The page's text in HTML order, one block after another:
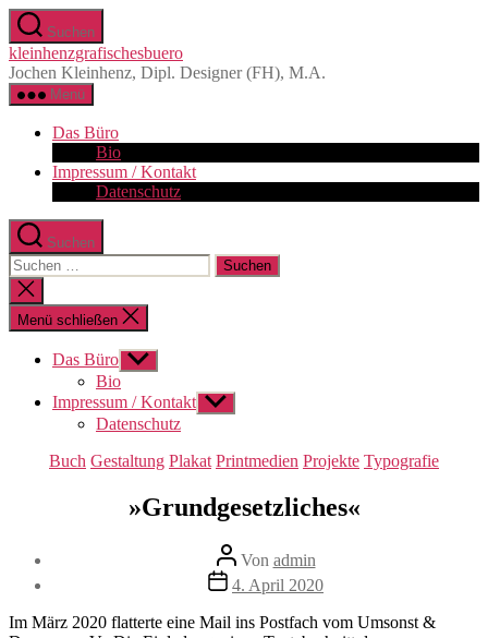
Zum
Inhalt
springen
Suchen
kleinhenzgrafischesbuero
Jochen Kleinhenz, Dipl. Designer (FH), M.A.
Menü
Das Büro
Bio
Impressum / Kontakt
Datenschutz
Suchen
Suchen
nach:
Suche
schließen
Menü schließen
Das Büro Untermenü
anzeigen
Bio
Impressum / Kontakt Untermenü
anzeigen
Datenschutz
Kategorien
Buch Gestaltung Plakat Printmedien Projekte Typografie
»Grundgesetzliches«
Beitragsautor
Von admin
Veröffentlichungsdatum
4. April 2020
Im März 2020 flatterte eine Mail ins Postfach vom Umsonst &